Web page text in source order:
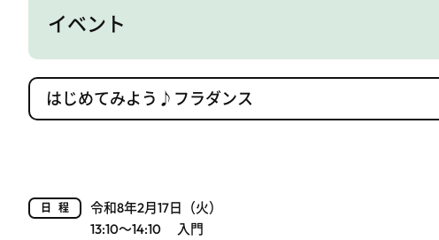
イベント
はじめてみよう♪フラダンス
日程
令和8年2月17日（火）
13:10～14:10 入門